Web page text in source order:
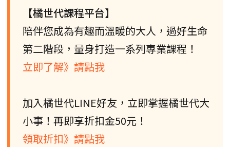
【橘世代課程平台】
陪伴您成為有趣而溫暖的大人，過好生命
第二階段，量身打造一系列專業課程！
立即了解》請點我
加入橘世代LINE好友，立即掌握橘世代大
小事！再即享折扣金50元！
領取折扣》請點我